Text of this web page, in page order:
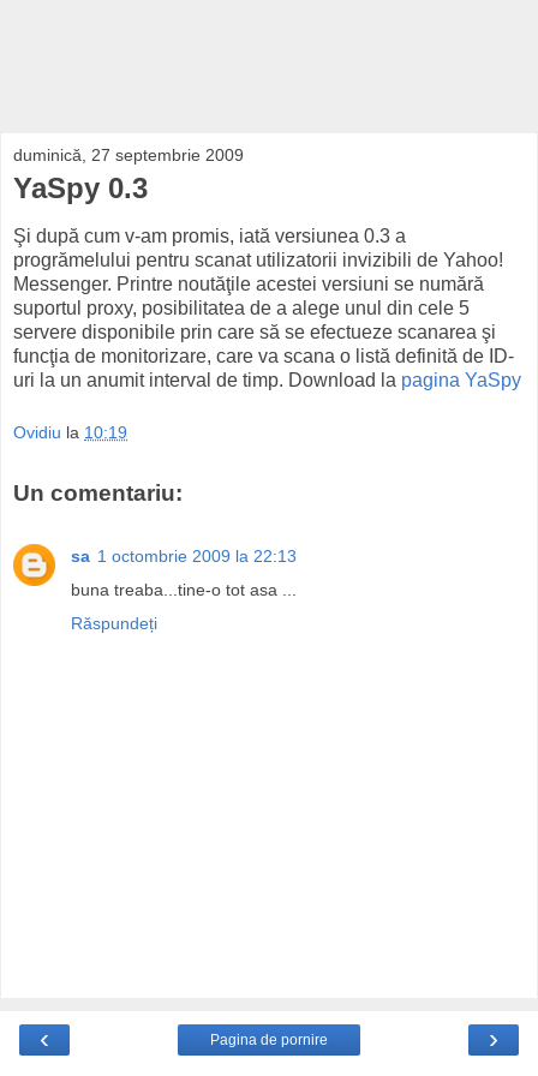
duminică, 27 septembrie 2009
YaSpy 0.3
Şi după cum v-am promis, iată versiunea 0.3 a
progrămelului pentru scanat utilizatorii invizibili de Yahoo!
Messenger. Printre noutăţile acestei versiuni se numără
suportul proxy, posibilitatea de a alege unul din cele 5
servere disponibile prin care să se efectueze scanarea şi
funcţia de monitorizare, care va scana o listă definită de ID-
uri la un anumit interval de timp. Download la pagina YaSpy
Ovidiu la 10:19
Un comentariu:
sa 1 octombrie 2009 la 22:13
buna treaba...tine-o tot asa ...
Răspundeți
‹ ›
Pagina de pornire